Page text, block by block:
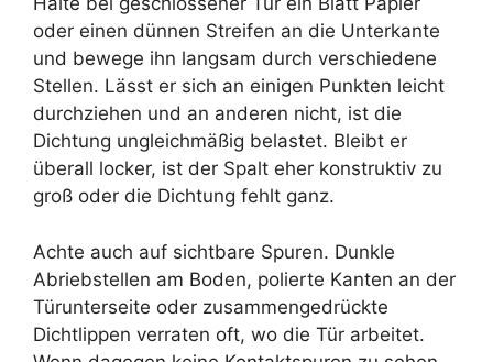
oder einen dünnen Streifen an die Unterkante
und bewege ihn langsam durch verschiedene
Stellen. Lässt er sich an einigen Punkten leicht
durchziehen und an anderen nicht, ist die
Dichtung ungleichmäßig belastet. Bleibt er
überall locker, ist der Spalt eher konstruktiv zu
groß oder die Dichtung fehlt ganz.
Achte auch auf sichtbare Spuren. Dunkle
Abriebstellen am Boden, polierte Kanten an der
Türunterseite oder zusammengedrückte
Dichtlippen verraten oft, wo die Tür arbeitet.